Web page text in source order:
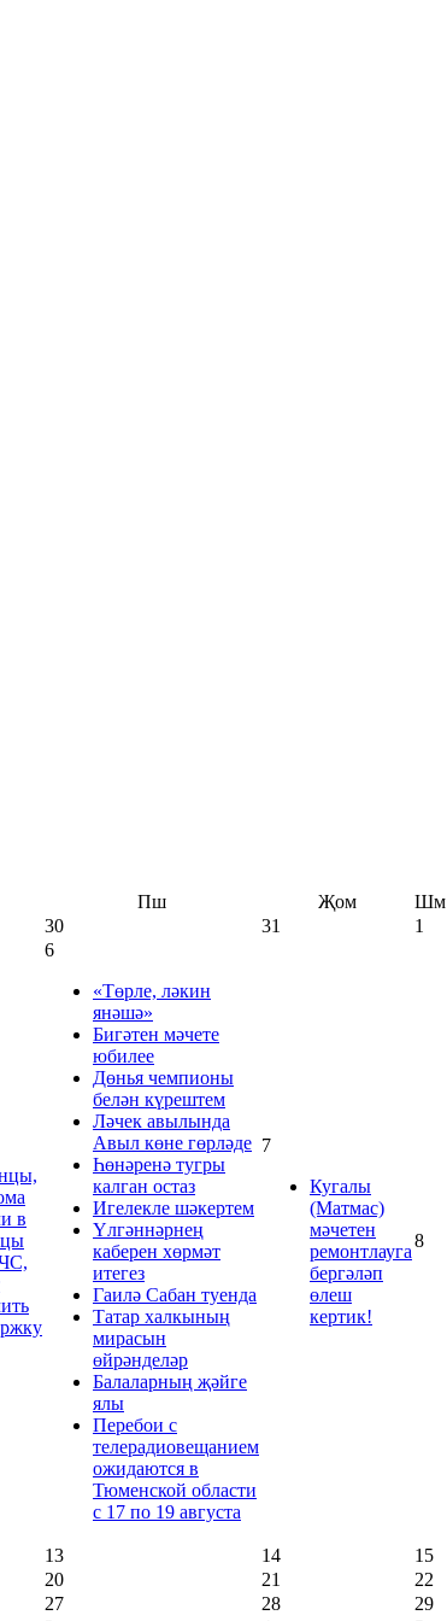
Пш Җом Шм
30 31 1
в
6
«Төрле, ләкин
янәшә»
Бигәтен мәчете
юбилее
Дөнья чемпионы
белән күрештем
Ләчек авылында
Авыл көне гөрләде
Һөнәренә тугры
калган остаз
Игелекле шәкертем
Үлгәннәрнең
каберен хөрмәт
итегез
Гаилә Сабан туенда
Татар халкының
мирасын
өйрәнделәр
Балаларның җәйге
ялы
Перебои с
телерадиовещанием
ожидаются в
Тюменской области
с 17 по 19 августа
7
Кугалы
(Матмас)
мәчетен
ремонтлауга
бергәләп
өлеш
кертик!
8
13 14 15
20 21 22
27 28 29